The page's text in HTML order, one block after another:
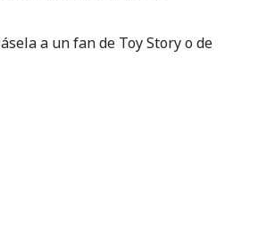
a un fan de Toy Story o de